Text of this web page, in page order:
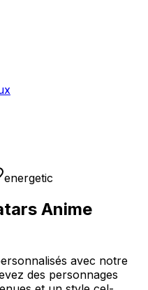
energetic
Anime
avec notre
des personnages